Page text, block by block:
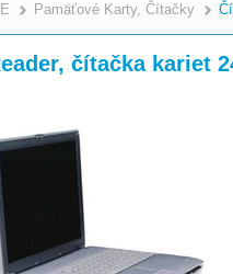
>
Pamäťové Karty, Čítačky
čítačka kariet